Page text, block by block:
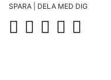
SPARA | DELA MED DIG